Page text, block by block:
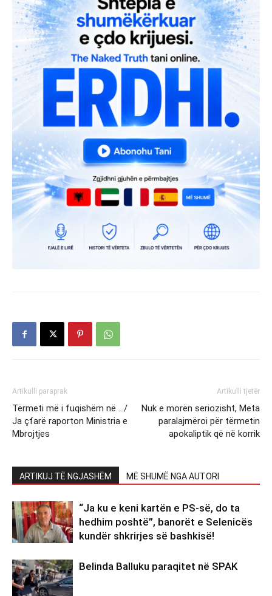
Artikulli paraprak
Tërmeti më i fuqishëm në …/
Ja çfarë raporton Ministria e
Mbrojtjes
Artikulli tjetër
Nuk e morën seriozisht, Meta
paralajmëroi për tërmetin
apokaliptik që në korrik
ARTIKUJ TË NGJASHËM MË SHUMË NGA AUTORI
“Ja ku e keni kartën e PS-së, do ta
hedhim poshtë”, banorët e Selenicës
kundër shkrirjes së bashkisë!
Belinda Balluku paraqitet në SPAK